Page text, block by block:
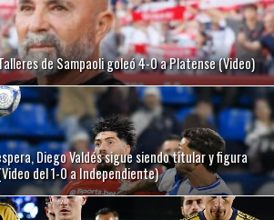
de Sampaoli goleó 4-0 a Platense (Video)
Diego Valdés sigue siendo titular y figura
del 1-0 a Independiente)